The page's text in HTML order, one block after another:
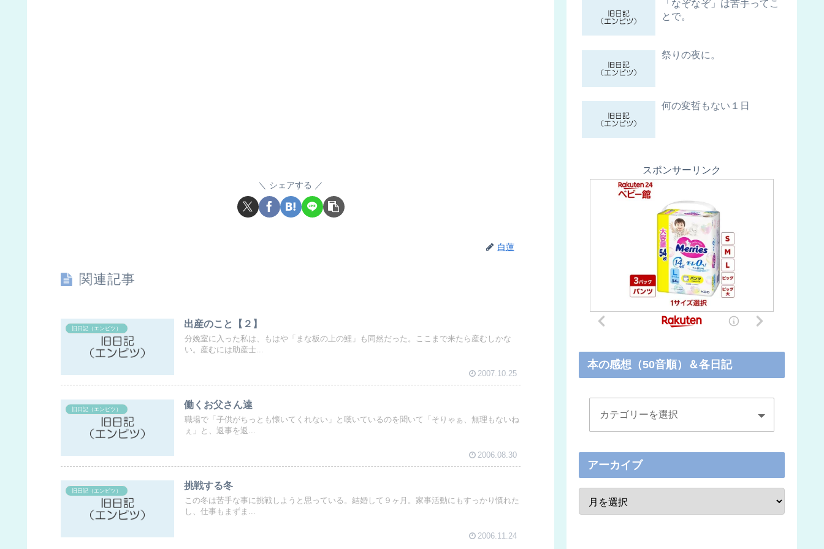
シェアする
白蓮
関連記事
旧日記（エンピツ） 出産のこと【２】
分娩室に入った私は、もはや「まな板の上の鯉」も同然だった。ここまで来たら産むしかな
い。産むには助産士...
2007.10.25
旧日記（エンピツ） 働くお父さん達
職場で「子供がちっとも懐いてくれない」と嘆いているのを聞いて「そりゃぁ、無理もないね
ぇ」と、返事を返...
2006.08.30
旧日記（エンピツ） 挑戦する冬
この冬は苦手な事に挑戦しようと思っている。結婚して９ヶ月。家事活動にもすっかり慣れた
し、仕事もまずま...
2006.11.24
「なぞなぞ」は苦手ってこ
とで。
祭りの夜に。
何の変哲もない１日
スポンサーリンク
本の感想（50音順）＆各日記
アーカイブ